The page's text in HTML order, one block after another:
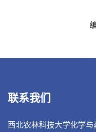
联系我们
西北农林科技大学化学与